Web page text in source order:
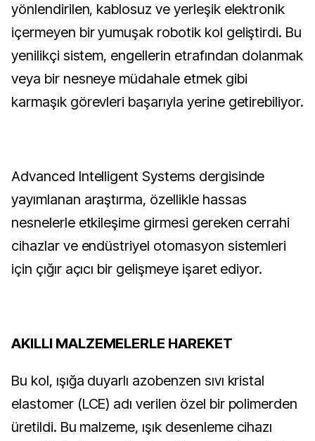
yönlendirilen, kablosuz ve yerleşik elektronik
içermeyen bir yumuşak robotik kol geliştirdi. Bu
yenilikçi sistem, engellerin etrafından dolanmak
veya bir nesneye müdahale etmek gibi
karmaşık görevleri başarıyla yerine getirebiliyor.
Advanced Intelligent Systems dergisinde
yayımlanan araştırma, özellikle hassas
nesnelerle etkileşime girmesi gereken cerrahi
cihazlar ve endüstriyel otomasyon sistemleri
için çığır açıcı bir gelişmeye işaret ediyor.
AKILLI MALZEMELERLE HAREKET
Bu kol, ışığa duyarlı azobenzen sıvı kristal
elastomer (LCE) adı verilen özel bir polimerden
üretildi. Bu malzeme, ışık desenleme cihazı